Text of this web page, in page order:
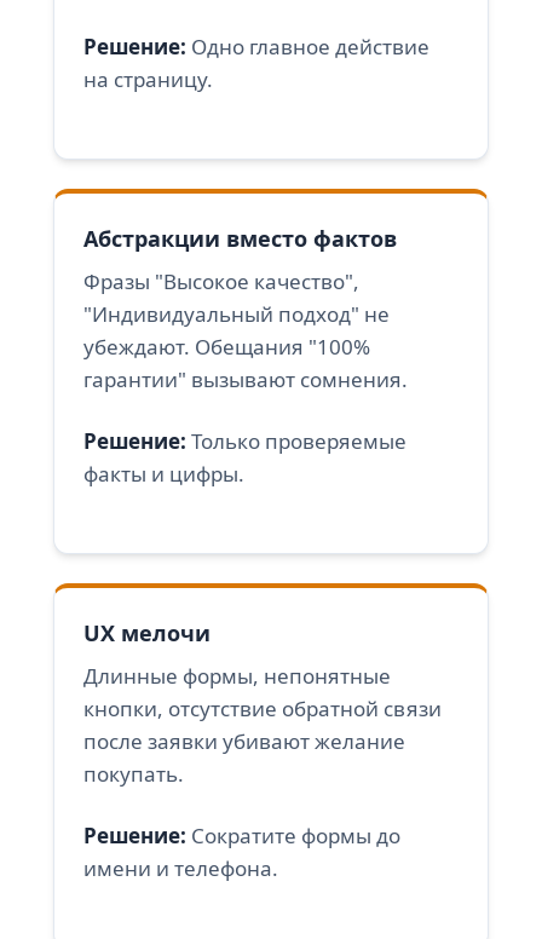
Решение: Одно главное действие
на страницу.
Абстракции вместо фактов
Фразы "Высокое качество",
"Индивидуальный подход" не
убеждают. Обещания "100%
гарантии" вызывают сомнения.
Решение: Только проверяемые
факты и цифры.
UX мелочи
Длинные формы, непонятные
кнопки, отсутствие обратной связи
после заявки убивают желание
покупать.
Решение: Сократите формы до
имени и телефона.